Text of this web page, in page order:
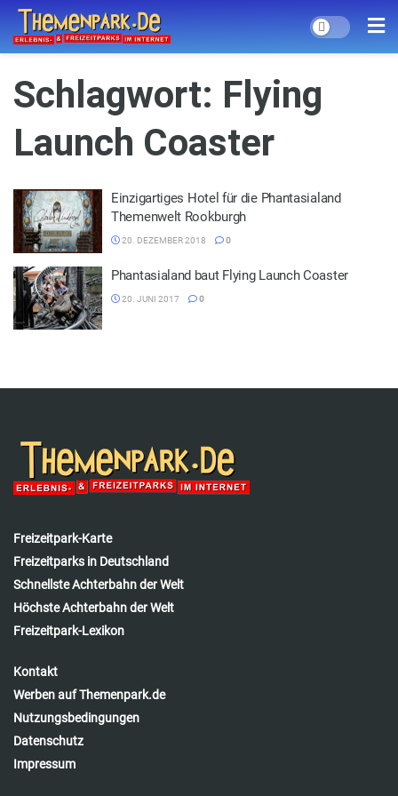
Schlagwort: Flying
Launch Coaster
Einzigartiges Hotel für die Phantasialand
Themenwelt Rookburgh
20. DEZEMBER 2018 0
Phantasialand baut Flying Launch Coaster
20. JUNI 2017 0
Freizeitpark-Karte
Freizeitparks in Deutschland
Schnellste Achterbahn der Welt
Höchste Achterbahn der Welt
Freizeitpark-Lexikon
Kontakt
Werben auf Themenpark.de
Nutzungsbedingungen
Datenschutz
Impressum